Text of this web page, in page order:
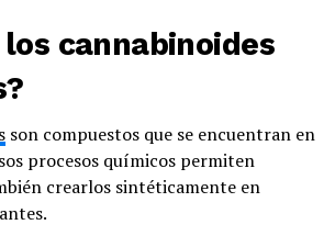
los cannabinoides
son compuestos que se encuentran en
procesos químicos permiten
crearlos sintéticamente en